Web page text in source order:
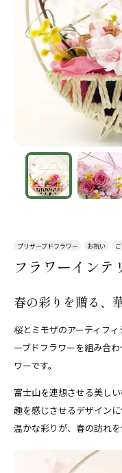
プリザーブドフラワー お祝い
フラワーインテ
春の彩りを贈る、
桜とミモザのアーティフ
ーブドフラワーを組み合
ワーです。
富士山を連想させる美し
趣を感じさせるデザイン
温かな彩りが、春の訪れを